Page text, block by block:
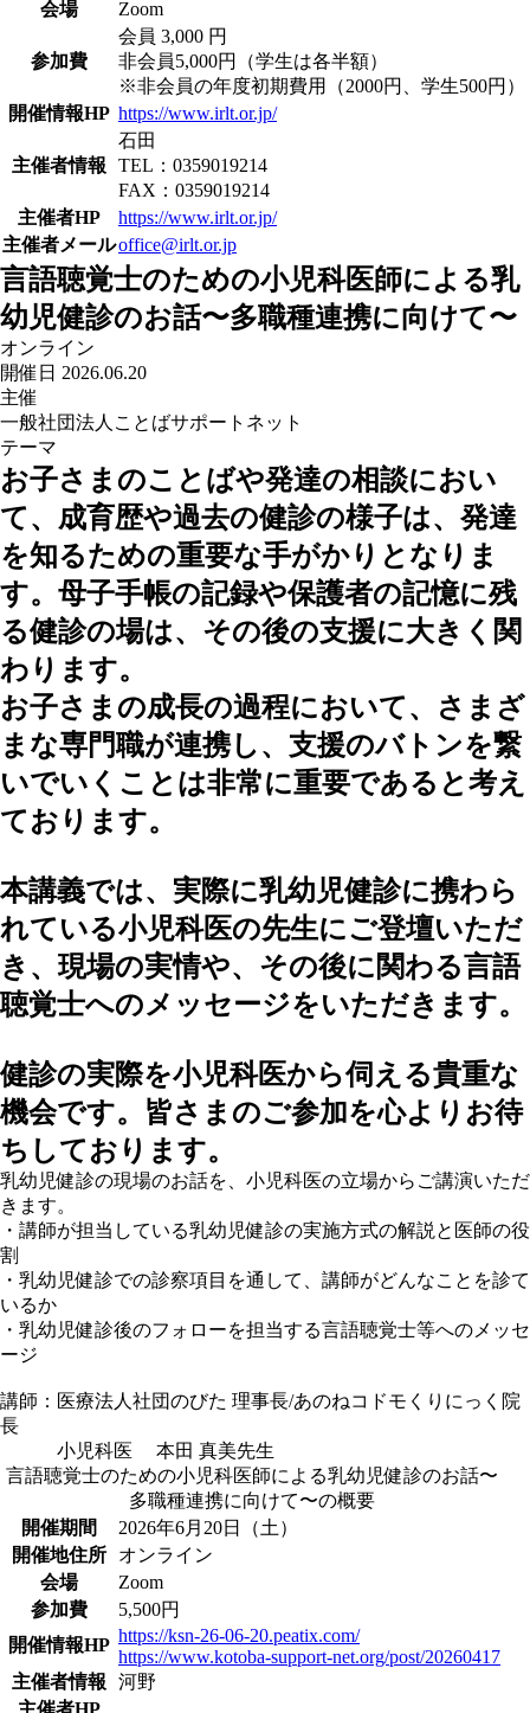
会場
Zoom
参加費
会員 3,000 円
非会員5,000円（学生は各半額）
※非会員の年度初期費用（2000円、学生500円）
開催情報HP https://www.irlt.or.jp/
主催者情報
石田
TEL：0359019214
FAX：0359019214
主催者HP
https://www.irlt.or.jp/
主催者メールoffice@irlt.or.jp
言語聴覚士のための小児科医師による乳
幼児健診のお話〜多職種連携に向けて〜
オンライン
開催日 2026.06.20
主催
一般社団法人ことばサポートネット
テーマ
お子さまのことばや発達の相談におい
て、成育歴や過去の健診の様子は、発達
を知るための重要な手がかりとなりま
す。母子手帳の記録や保護者の記憶に残
る健診の場は、その後の支援に大きく関
わります。
お子さまの成長の過程において、さまざ
まな専門職が連携し、支援のバトンを繋
いでいくことは非常に重要であると考え
ております。
本講義では、実際に乳幼児健診に携わら
れている小児科医の先生にご登壇いただ
き、現場の実情や、その後に関わる言語
聴覚士へのメッセージをいただきます。
健診の実際を小児科医から伺える貴重な
機会です。皆さまのご参加を心よりお待
ちしております。
乳幼児健診の現場のお話を、小児科医の立場からご講演いただ
きます。
・講師が担当している乳幼児健診の実施方式の解説と医師の役
割
・乳幼児健診での診察項目を通して、講師がどんなことを診て
いるか
・乳幼児健診後のフォローを担当する言語聴覚士等へのメッセ
ージ
講師：医療法人社団のびた 理事長/あのねコドモくりにっく院
長
小児科医 本田 真美先生
言語聴覚士のための小児科医師による乳幼児健診のお話〜
多職種連携に向けて〜の概要
開催期間
2026年6月20日（土）
開催地住所
オンライン
会場
Zoom
参加費
5,500円
開催情報HP https://ksn-26-06-20.peatix.com/
https://www.kotoba-support-net.org/post/20260417
主催者情報
河野
主催者HP